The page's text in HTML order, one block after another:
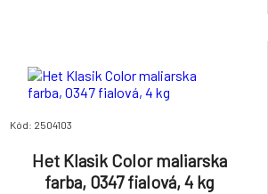
Kód: 2504103
Het Klasik Color maliarska
farba, 0347 fialová, 4 kg